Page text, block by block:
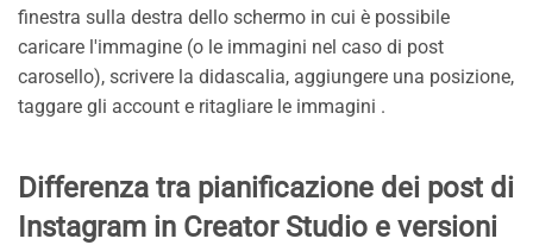
finestra sulla destra dello schermo in cui è possibile
caricare l'immagine (o le immagini nel caso di post
carosello), scrivere la didascalia, aggiungere una posizione,
taggare gli account e ritagliare le immagini .
Differenza tra pianificazione dei post di
Instagram in Creator Studio e versioni